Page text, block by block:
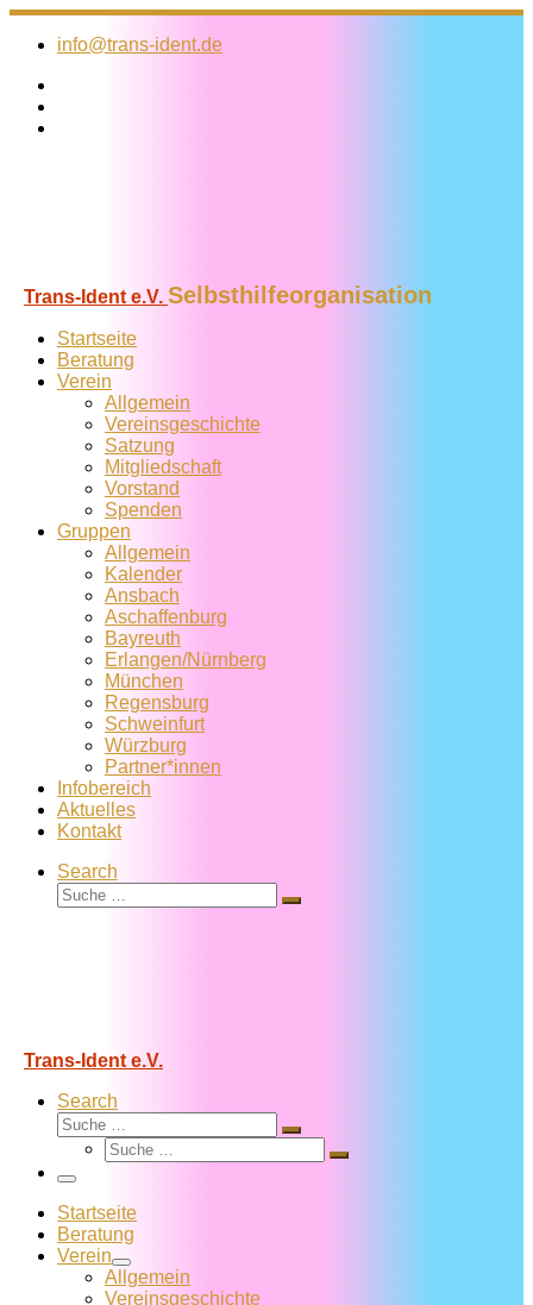
Zum
Inhalt
info@trans-ident.de
Trans-Ident e.V. Selbsthilfeorganisation
Startseite
Beratung
Verein
Allgemein
Vereins­geschichte
Satzung
Mitglied­schaft
Vorstand
Spenden
Gruppen
Allgemein
Kalender
Ansbach
Aschaffenburg
Bayreuth
Erlangen/Nürnberg
München
Regensburg
Schweinfurt
Würzburg
Partner*innen
Infobereich
Aktuelles
Kontakt
Search
Suche
Suche
Trans-Ident e.V.
Search
Suche
Suche
Suche
Suche
Menü
Startseite
Beratung
Verein
Allgemein
Vereins­geschichte